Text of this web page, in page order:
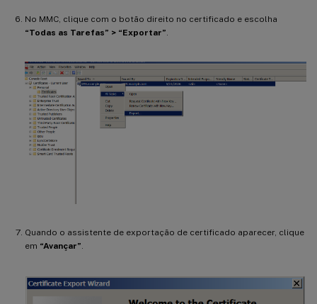
No MMC, clique com o botão direito no certificado e escolha
“Todas as Tarefas” > “Exportar”.
Quando o assistente de exportação de certificado aparecer, clique
em “Avançar”.